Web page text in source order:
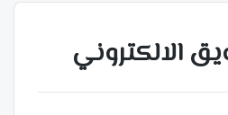
الالكتروني